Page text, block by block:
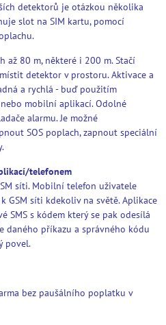
detektorů je otázkou několika
slot na SIM kartu, pomocí
až 80 m, některé i 200 m. Stačí
detektor v prostoru. Aktivace a
a rychlá - buď použitím
mobilní aplikací. Odolné
alarmu. Je možné
SOS poplach, zapnout speciální
telefonem
síti. Mobilní telefon uživatele
síti kdekoliv na světě. Aplikace
SMS s kódem který se pak odesílá
daného příkazu a správného kódu
povel.
bez paušálního poplatku v